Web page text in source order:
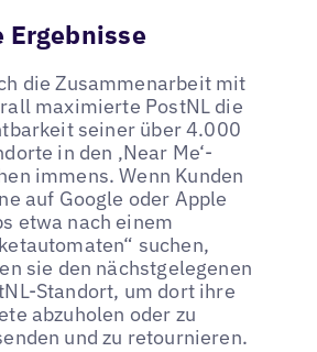
Ergebnisse
die Zusammenarbeit mit
maximierte PostNL die
seiner über 4.000
in den ‚Near Me‘-
immens. Wenn Kunden
auf Google oder Apple
etwa nach einem
suchen,
sie den nächstgelegenen
Standort, um dort ihre
abzuholen oder zu
und zu retournieren.